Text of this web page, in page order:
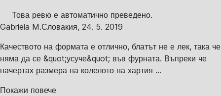
Това ревю е автоматично преведено.
Gabriela M.Словакия, 24. 5. 2019
Качеството на формата е отлично, блатът не е лек, така че
няма да се &quot;усуче&quot; във фурната. Въпреки че
начертах размера на колелото на хартия ...
Покажи повече